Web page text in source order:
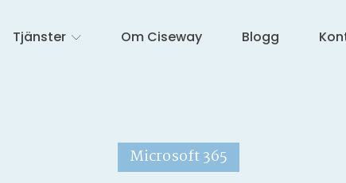
Tjänster Om Ciseway Blogg
Microsoft 365